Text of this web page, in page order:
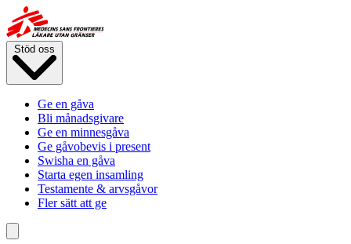
Hoppa
till
huvudinnehåll
Stöd oss
Ge en gåva
Bli månadsgivare
Ge en minnesgåva
Ge gåvobevis i present
Swisha en gåva
Starta egen insamling
Testamente & arvsgåvor
Fler sätt att ge